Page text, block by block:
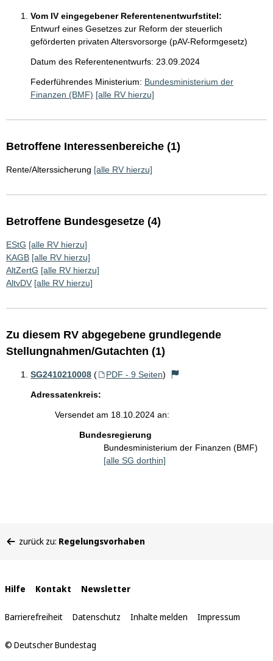
Vom IV eingegebener Referentenentwurfstitel:
Entwurf eines Gesetzes zur Reform der steuerlich
geförderten privaten Altersvorsorge (pAV-Reformgesetz)
Datum des Referentenentwurfs: 23.09.2024
Federführendes Ministerium: Bundesministerium der
Finanzen (BMF) [alle RV hierzu]
Betroffene Interessenbereiche (1)
Rente/Alterssicherung [alle RV hierzu]
Betroffene Bundesgesetze (4)
EStG [alle RV hierzu]
KAGB [alle RV hierzu]
AltZertG [alle RV hierzu]
AltvDV [alle RV hierzu]
Zu diesem RV abgegebene grundlegende
Stellungnahmen/Gutachten (1)
SG2410210008 ( PDF - 9 Seiten)
Adressatenkreis:
Versendet am 18.10.2024 an:
Bundesregierung
Bundesministerium der Finanzen (BMF)
[alle SG dorthin]
befinden
zurück zu: Regelungsvorhaben
Interne
Links
Hilfe Kontakt Newsletter
Barrierefreiheit Datenschutz Inhalte melden Impressum
© Deutscher Bundestag